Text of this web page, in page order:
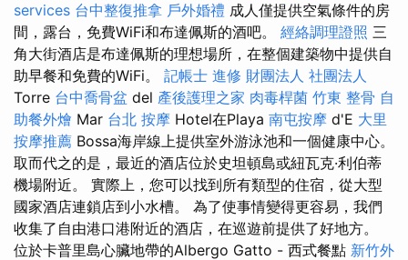
services 台中整復推拿 戶外婚禮 成人僅提供空氣條件的房
間，露台，免費WiFi和布達佩斯的酒吧。 經絡調理證照 三
角大街酒店是布達佩斯的理想場所，在整個建築物中提供自
助早餐和免費的WiFi。 記帳士 進修 財團法人 社團法人
Torre 台中喬骨盆 del 產後護理之家 肉毒桿菌 竹東 整骨 自
助餐外燴 Mar 台北 按摩 Hotel在Playa 南屯按摩 d'E 大里
按摩推薦 Bossa海岸線上提供室外游泳池和一個健康中心。
取而代之的是，最近的酒店位於史坦頓島或紐瓦克·利伯蒂
機場附近。 實際上，您可以找到所有類型的住宿，從大型
國家酒店連鎖店到小水槽。 為了使事情變得更容易，我們
收集了自由港口港附近的酒店，在巡遊前提供了好地方。
位於卡普里島心臟地帶的Albergo Gatto - 西式餐點 新竹外